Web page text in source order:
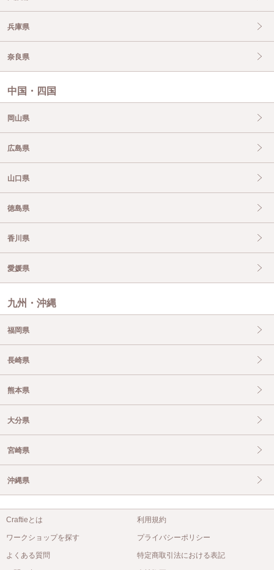
兵庫県
奈良県
中国・四国
岡山県
広島県
山口県
徳島県
香川県
愛媛県
九州・沖縄
福岡県
長崎県
熊本県
大分県
宮崎県
沖縄県
Craftieとは
ワークショップを探す
よくある質問
利用規約
プライバシーポリシー
特定商取引法における表記